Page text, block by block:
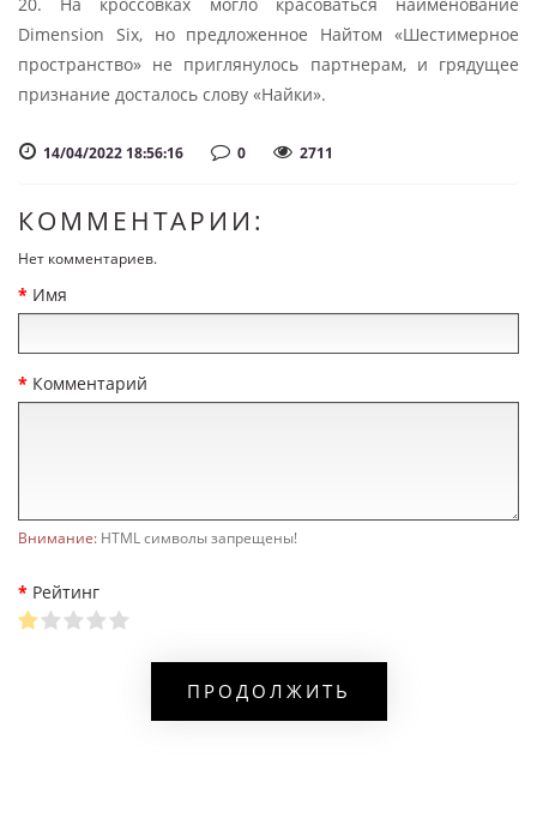
Dimension Six, но предложенное Найтом «Шестимерное
пространство» не приглянулось партнерам, и грядущее
признание досталось слову «Найки».
14/04/2022 18:56:16 0 2711
КОММЕНТАРИИ:
Нет комментариев.
Имя
Комментарий
Внимание: HTML символы запрещены!
Рейтинг
ПРОДОЛЖИТЬ